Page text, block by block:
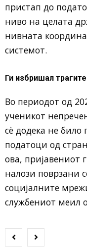
пристап до
ниво на целата
нивната
системот.
Ги избришал
Во периодот од
ученикот
сè додека не
податоци од
ова, пријавениот
налози поврзани
социјалните
службениот меил